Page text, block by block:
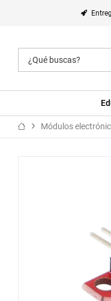
Módulos